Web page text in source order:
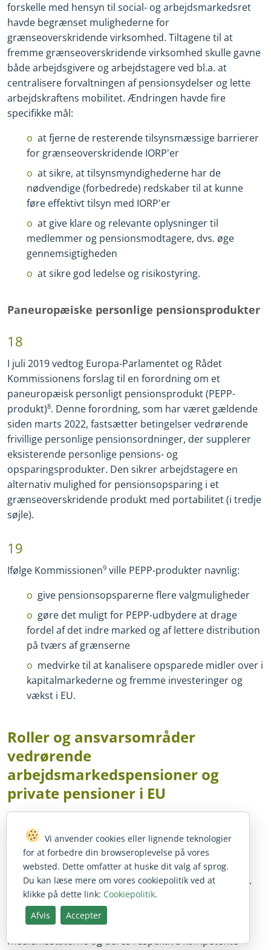
forskelle med hensyn til social- og arbejdsmarkedsret
havde begrænset mulighederne for
grænseoverskridende virksomhed. Tiltagene til at
fremme grænseoverskridende virksomhed skulle gavne
både arbejdsgivere og arbejdstagere ved bl.a. at
centralisere forvaltningen af pensionsydelser og lette
arbejdskraftens mobilitet. Ændringen havde fire
specifikke mål:
at fjerne de resterende tilsynsmæssige barrierer
for grænseoverskridende IORP'er
at sikre, at tilsynsmyndighederne har de
nødvendige (forbedrede) redskaber til at kunne
føre effektivt tilsyn med IORP'er
at give klare og relevante oplysninger til
medlemmer og pensionsmodtagere, dvs. øge
gennemsigtigheden
at sikre god ledelse og risikostyring.
Paneuropæiske personlige pensionsprodukter
18
I juli 2019 vedtog Europa-Parlamentet og Rådet
Kommissionens forslag til en forordning om et
paneuropæisk personligt pensionsprodukt (PEPP-
produkt)8. Denne forordning, som har været gældende
siden marts 2022, fastsætter betingelser vedrørende
frivillige personlige pensionsordninger, der supplerer
eksisterende personlige pensions- og
opsparingsprodukter. Den sikrer arbejdstagere en
alternativ mulighed for pensionsopsparing i et
grænseoverskridende produkt med portabilitet (i tredje
søjle).
19
Ifølge Kommissionen9 ville PEPP-produkter navnlig:
give pensionsopsparerne flere valgmuligheder
gøre det muligt for PEPP-udbydere at drage
fordel af det indre marked og af lettere distribution
på tværs af grænserne
medvirke til at kanalisere opsparede midler over i
kapitalmarkederne og fremme investeringer og
vækst i EU.
Roller og ansvarsområder
vedrørende
arbejdsmarkedspensioner og
private pensioner i EU
Reguleringsopgaverne vedrørende
arbejdsmarkedspensioner involverer forskellige
aktører, herunder Kommissionen, EU-lovgiverne (dvs.
Europa-Parlamentet og Rådet) og Den Europæiske
Tilsynsmyndighed for Forsikrings
Arbejdsmarkedspensionsordninger (EIOPA) samt
medlemsstaterne og deres respektive kompetente
Vi anvender cookies eller lignende teknologier
for at forbedre din browseroplevelse på vores
websted. Dette omfatter at huske dit valg af sprog.
Du kan læse mere om vores cookiepolitik ved at
klikke på dette link: Cookiepolitik.
Afvis
Accepter